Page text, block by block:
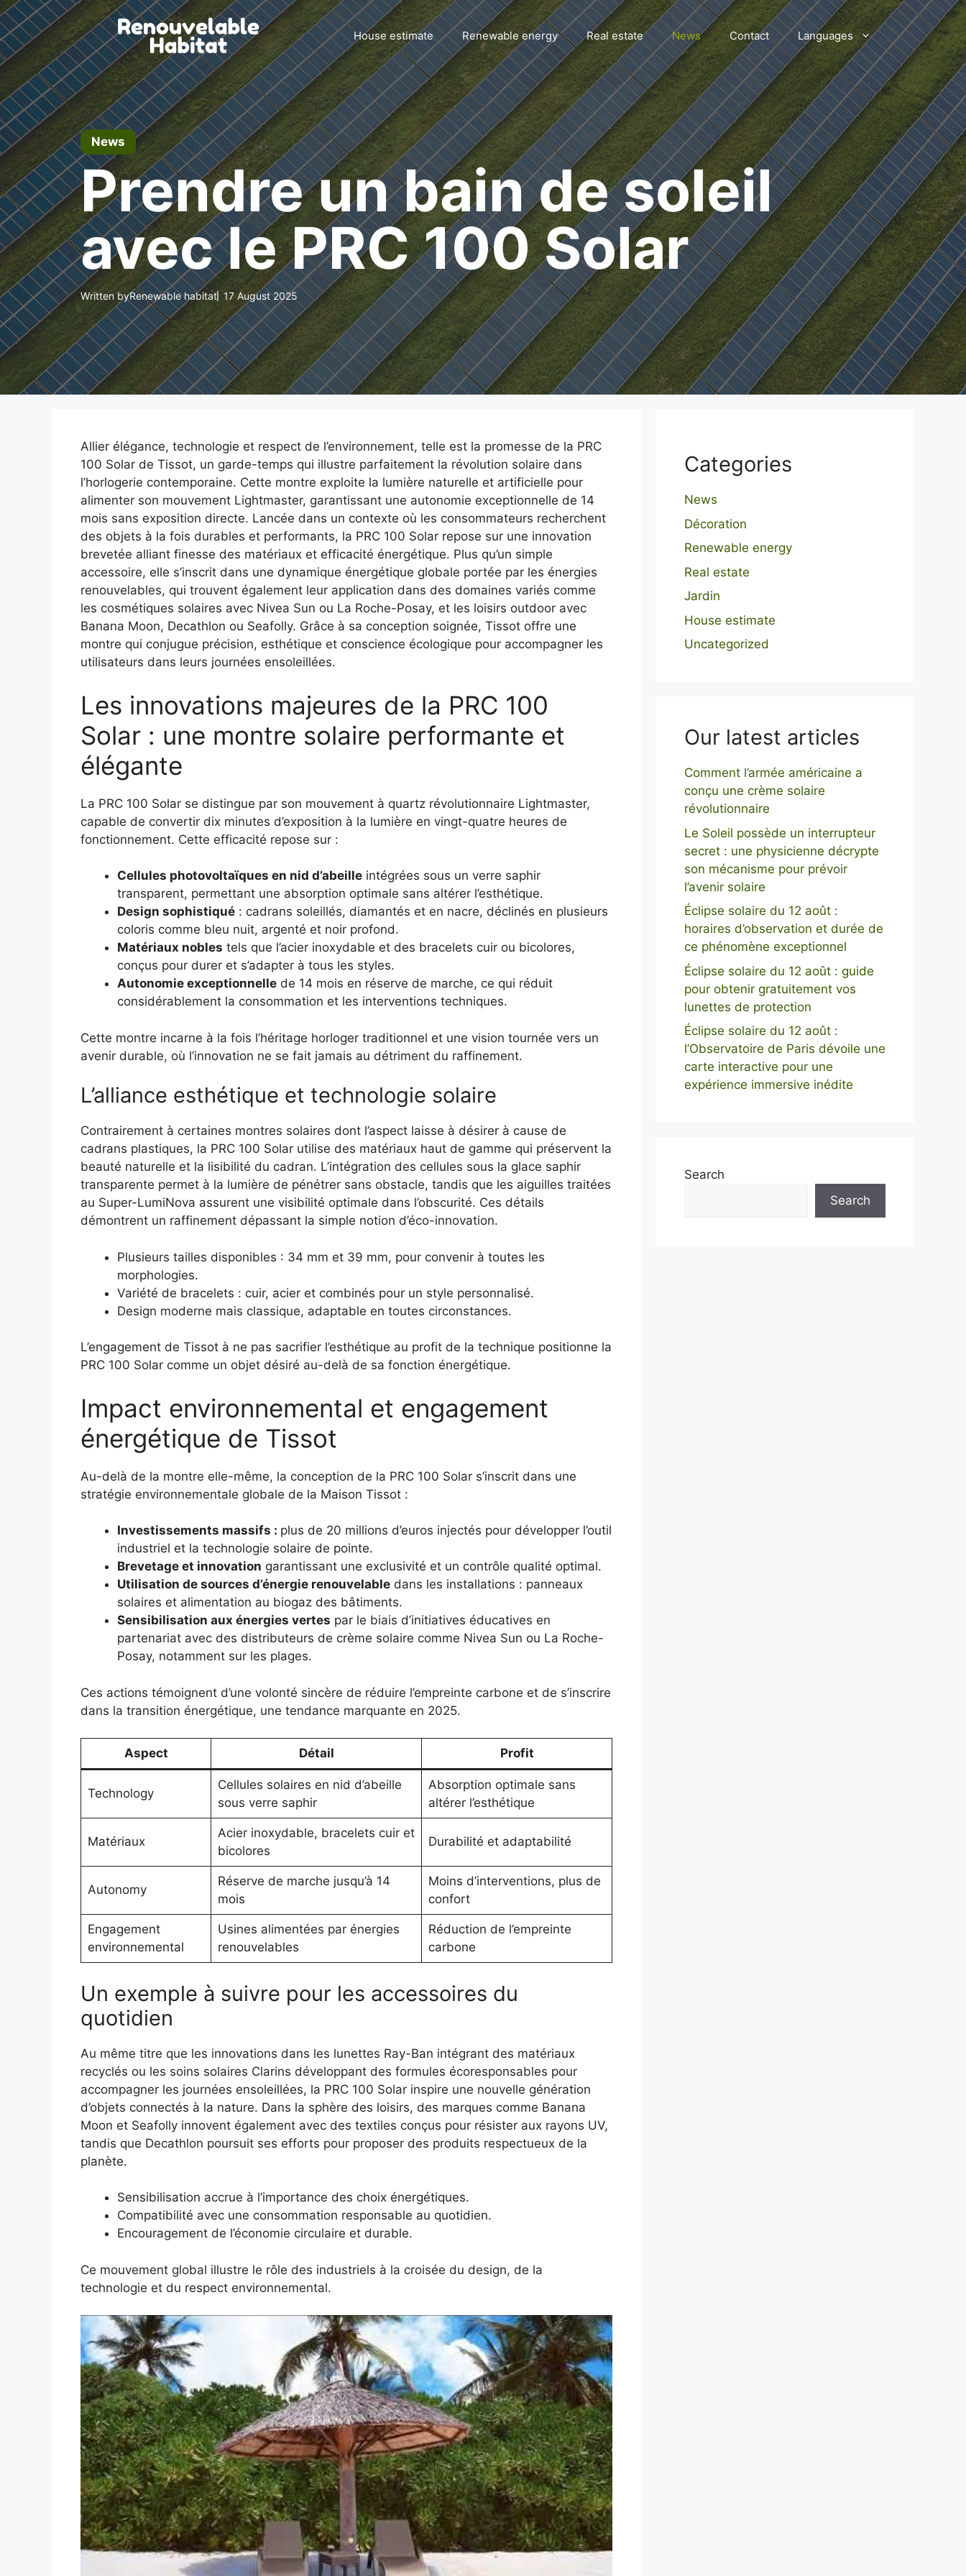
Skip
to
content
House estimate Renewable energy Real estate News Contact Languages
News
Prendre un bain de soleil
avec le PRC 100 Solar
Written byRenewable habitat 17 August 2025
Allier élégance, technologie et respect de l’environnement, telle est la promesse de la PRC
100 Solar de Tissot, un garde-temps qui illustre parfaitement la révolution solaire dans
l’horlogerie contemporaine. Cette montre exploite la lumière naturelle et artificielle pour
alimenter son mouvement Lightmaster, garantissant une autonomie exceptionnelle de 14
mois sans exposition directe. Lancée dans un contexte où les consommateurs recherchent
des objets à la fois durables et performants, la PRC 100 Solar repose sur une innovation
brevetée alliant finesse des matériaux et efficacité énergétique. Plus qu’un simple
accessoire, elle s’inscrit dans une dynamique énergétique globale portée par les énergies
renouvelables, qui trouvent également leur application dans des domaines variés comme
les cosmétiques solaires avec Nivea Sun ou La Roche-Posay, et les loisirs outdoor avec
Banana Moon, Decathlon ou Seafolly. Grâce à sa conception soignée, Tissot offre une
montre qui conjugue précision, esthétique et conscience écologique pour accompagner les
utilisateurs dans leurs journées ensoleillées.
Les innovations majeures de la PRC 100
Solar : une montre solaire performante et
élégante
La PRC 100 Solar se distingue par son mouvement à quartz révolutionnaire Lightmaster,
capable de convertir dix minutes d’exposition à la lumière en vingt-quatre heures de
fonctionnement. Cette efficacité repose sur :
Cellules photovoltaïques en nid d’abeille intégrées sous un verre saphir
transparent, permettant une absorption optimale sans altérer l’esthétique.
Design sophistiqué : cadrans soleillés, diamantés et en nacre, déclinés en plusieurs
coloris comme bleu nuit, argenté et noir profond.
Matériaux nobles tels que l’acier inoxydable et des bracelets cuir ou bicolores,
conçus pour durer et s’adapter à tous les styles.
Autonomie exceptionnelle de 14 mois en réserve de marche, ce qui réduit
considérablement la consommation et les interventions techniques.
Cette montre incarne à la fois l’héritage horloger traditionnel et une vision tournée vers un
avenir durable, où l’innovation ne se fait jamais au détriment du raffinement.
L’alliance esthétique et technologie solaire
Contrairement à certaines montres solaires dont l’aspect laisse à désirer à cause de
cadrans plastiques, la PRC 100 Solar utilise des matériaux haut de gamme qui préservent la
beauté naturelle et la lisibilité du cadran. L’intégration des cellules sous la glace saphir
transparente permet à la lumière de pénétrer sans obstacle, tandis que les aiguilles traitées
au Super-LumiNova assurent une visibilité optimale dans l’obscurité. Ces détails
démontrent un raffinement dépassant la simple notion d’éco-innovation.
Plusieurs tailles disponibles : 34 mm et 39 mm, pour convenir à toutes les
morphologies.
Variété de bracelets : cuir, acier et combinés pour un style personnalisé.
Design moderne mais classique, adaptable en toutes circonstances.
L’engagement de Tissot à ne pas sacrifier l’esthétique au profit de la technique positionne la
PRC 100 Solar comme un objet désiré au-delà de sa fonction énergétique.
Impact environnemental et engagement
énergétique de Tissot
Au-delà de la montre elle-même, la conception de la PRC 100 Solar s’inscrit dans une
stratégie environnementale globale de la Maison Tissot :
Investissements massifs : plus de 20 millions d’euros injectés pour développer l’outil
industriel et la technologie solaire de pointe.
Brevetage et innovation garantissant une exclusivité et un contrôle qualité optimal.
Utilisation de sources d’énergie renouvelable dans les installations : panneaux
solaires et alimentation au biogaz des bâtiments.
Sensibilisation aux énergies vertes par le biais d’initiatives éducatives en
partenariat avec des distributeurs de crème solaire comme Nivea Sun ou La Roche-
Posay, notamment sur les plages.
Ces actions témoignent d’une volonté sincère de réduire l’empreinte carbone et de s’inscrire
dans la transition énergétique, une tendance marquante en 2025.
Aspect Détail Profit
Technology
Cellules solaires en nid d’abeille
sous verre saphir
Absorption optimale sans
altérer l’esthétique
Matériaux
Acier inoxydable, bracelets cuir et
bicolores
Durabilité et adaptabilité
Autonomy
Réserve de marche jusqu’à 14
mois
Moins d’interventions, plus de
confort
Engagement
environnemental
Usines alimentées par énergies
renouvelables
Réduction de l’empreinte
carbone
Un exemple à suivre pour les accessoires du
quotidien
Au même titre que les innovations dans les lunettes Ray-Ban intégrant des matériaux
recyclés ou les soins solaires Clarins développant des formules écoresponsables pour
accompagner les journées ensoleillées, la PRC 100 Solar inspire une nouvelle génération
d’objets connectés à la nature. Dans la sphère des loisirs, des marques comme Banana
Moon et Seafolly innovent également avec des textiles conçus pour résister aux rayons UV,
tandis que Decathlon poursuit ses efforts pour proposer des produits respectueux de la
planète.
Sensibilisation accrue à l’importance des choix énergétiques.
Compatibilité avec une consommation responsable au quotidien.
Encouragement de l’économie circulaire et durable.
Ce mouvement global illustre le rôle des industriels à la croisée du design, de la
technologie et du respect environnemental.
Categories
News
Décoration
Renewable energy
Real estate
Jardin
House estimate
Uncategorized
Our latest articles
Comment l’armée américaine a
conçu une crème solaire
révolutionnaire
Le Soleil possède un interrupteur
secret : une physicienne décrypte
son mécanisme pour prévoir
l’avenir solaire
Éclipse solaire du 12 août :
horaires d’observation et durée de
ce phénomène exceptionnel
Éclipse solaire du 12 août : guide
pour obtenir gratuitement vos
lunettes de protection
Éclipse solaire du 12 août :
l’Observatoire de Paris dévoile une
carte interactive pour une
expérience immersive inédite
Search
Search